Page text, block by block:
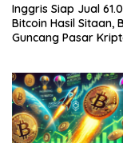
Inggris Siap Jual
Bitcoin Hasil Sitaan,
Guncang Pasar